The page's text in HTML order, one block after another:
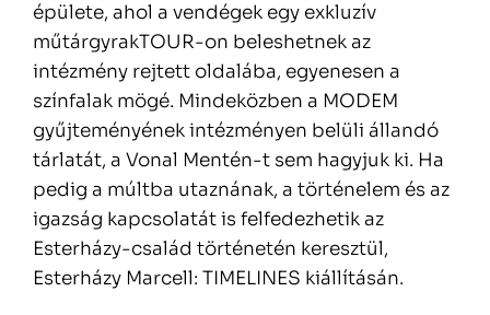
épülete, ahol a vendégek egy exkluzív
műtárgyrakTOUR-on beleshetnek az
intézmény rejtett oldalába, egyenesen a
színfalak mögé. Mindeközben a MODEM
gyűjteményének intézményen belüli állandó
tárlatát, a Vonal Mentén-t sem hagyjuk ki. Ha
pedig a múltba utaznának, a történelem és az
igazság kapcsolatát is felfedezhetik az
Esterházy-család történetén keresztül,
Esterházy Marcell: TIMELINES kiállításán.